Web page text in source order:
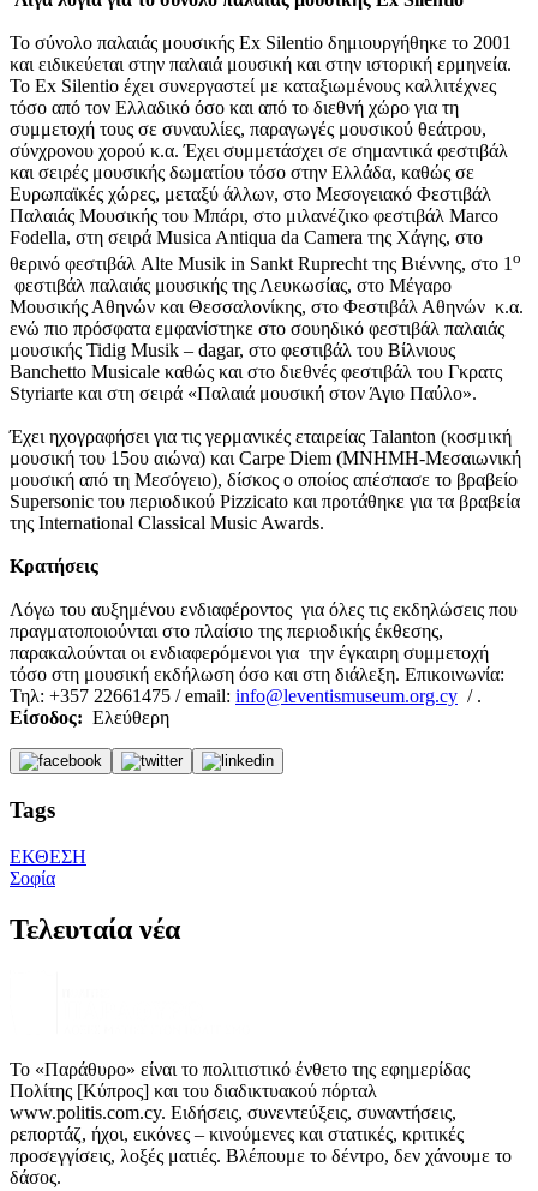
To σύνολο παλαιάς μουσικής Ex Silentio δημιουργήθηκε το 2001
και ειδικεύεται στην παλαιά μουσική και στην ιστορική ερμηνεία.
Το Ex Silentio έχει συνεργαστεί με καταξιωμένους καλλιτέχνες
τόσο από τον Ελλαδικό όσο και από το διεθνή χώρο για τη
συμμετοχή τους σε συναυλίες, παραγωγές μουσικού θεάτρου,
σύνχρονου χορού κ.α. Έχει συμμετάσχει σε σημαντικά φεστιβάλ
και σειρές μουσικής δωματίου τόσο στην Ελλάδα, καθώς σε
Ευρωπαϊκές χώρες, μεταξύ άλλων, στο Μεσογειακό Φεστιβάλ
Παλαιάς Μουσικής του Μπάρι, στο μιλανέζικο φεστιβάλ Marco
Fodella, στη σειρά Musica Antiqua da Camera της Χάγης, στο
θερινό φεστιβάλ Alte Musik in Sankt Ruprecht της Βιέννης, στο 1 ο
φεστιβάλ παλαιάς μουσικής της Λευκωσίας, στο Μέγαρο
Μουσικής Αθηνών και Θεσσαλονίκης, στο Φεστιβάλ Αθηνών κ.α.
ενώ πιο πρόσφατα εμφανίστηκε στο σουηδικό φεστιβάλ παλαιάς
μουσικής Tidig Musik – dagar, στο φεστιβάλ του Βίλνιους
Banchetto Musicale καθώς και στο διεθνές φεστιβάλ του Γκρατς
Styriarte και στη σειρά «Παλαιά μουσική στον Άγιο Παύλο».
Έχει ηχογραφήσει για τις γερμανικές εταιρείας Talanton (κοσμική
μουσική του 15ου αιώνα) και Carpe Diem (ΜΝΗΜΗ-Μεσαιωνική
μουσική από τη Μεσόγειο), δίσκος ο οποίος απέσπασε το βραβείο
Supersonic του περιοδικού Pizzicato και προτάθηκε για τα βραβεία
της International Classical Music Awards.
Κρατήσεις
Λόγω του αυξημένου ενδιαφέροντος για όλες τις εκδηλώσεις που
πραγματοποιούνται στο πλαίσιο της περιοδικής έκθεσης,
παρακαλούνται οι ενδιαφερόμενοι για την έγκαιρη συμμετοχή
τόσο στη μουσική εκδήλωση όσο και στη διάλεξη. Επικοινωνία:
Τηλ: +357 22661475 / email: info@leventismuseum.org.cy / .
Είσοδος: Ελεύθερη
Tags
ΕΚΘΕΣΗ
Σοφία
Τελευταία νέα
Το «Παράθυρο» είναι το πολιτιστικό ένθετο της εφημερίδας
Πολίτης [Κύπρος] και του διαδικτυακού πόρταλ
www.politis.com.cy. Ειδήσεις, συνεντεύξεις, συναντήσεις,
ρεπορτάζ, ήχοι, εικόνες – κινούμενες και στατικές, κριτικές
προσεγγίσεις, λοξές ματιές. Βλέπουμε το δέντρο, δεν χάνουμε το
δάσος.